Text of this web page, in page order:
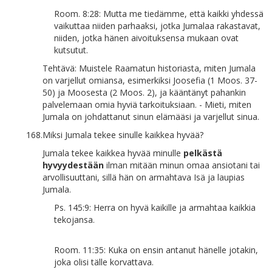
Room. 8:28: Mutta me tiedämme, että kaikki yhdessä
vaikuttaa niiden parhaaksi, jotka Jumalaa rakastavat,
niiden, jotka hänen aivoituksensa mukaan ovat
kutsutut.
Tehtävä: Muistele Raamatun historiasta, miten Jumala
on varjellut omiansa, esimerkiksi Joosefia (1 Moos. 37-
50) ja Moosesta (2 Moos. 2), ja kääntänyt pahankin
palvelemaan omia hyviä tarkoituksiaan. - Mieti, miten
Jumala on johdattanut sinun elämääsi ja varjellut sinua.
168.Miksi Jumala tekee sinulle kaikkea hyvää?
Jumala tekee kaikkea hyvää minulle pelkästä
hyvyydestään ilman mitään minun omaa ansiotani tai
arvollisuuttani, sillä hän on armahtava Isä ja laupias
Jumala.
Ps. 145:9: Herra on hyvä kaikille ja armahtaa kaikkia
tekojansa.
Room. 11:35: Kuka on ensin antanut hänelle jotakin,
joka olisi tälle korvattava.